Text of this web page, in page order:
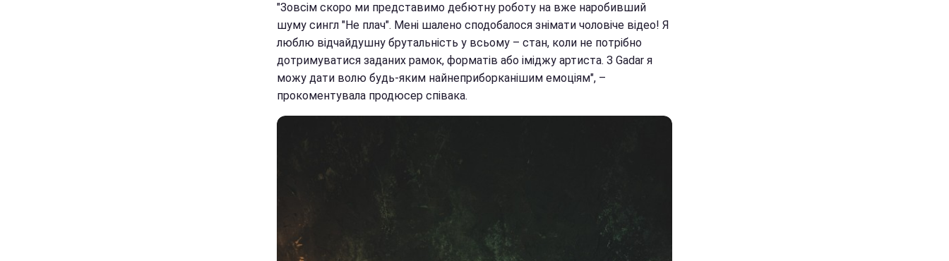
"Зовсім скоро ми представимо дебютну роботу на вже наробивший
шуму сингл "Не плач". Мені шалено сподобалося знімати чоловіче відео! Я
люблю відчайдушну брутальність у всьому – стан, коли не потрібно
дотримуватися заданих рамок, форматів або іміджу артиста. З Gadar я
можу дати волю будь-яким найнеприборканішим емоціям", –
прокоментувала продюсер співака.